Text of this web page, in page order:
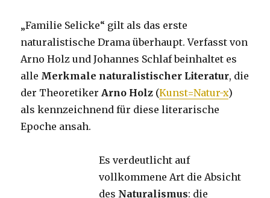
„Familie Selicke“ gilt als das erste
naturalistische Drama überhaupt. Verfasst von
Arno Holz und Johannes Schlaf beinhaltet es
alle Merkmale naturalistischer Literatur, die
der TheoretikerArno Holz (Kunst=Natur-x)
als kennzeichnend für diese literarische
Epoche ansah.
Es verdeutlicht auf
vollkommene Art die Absicht
des Naturalismus: die